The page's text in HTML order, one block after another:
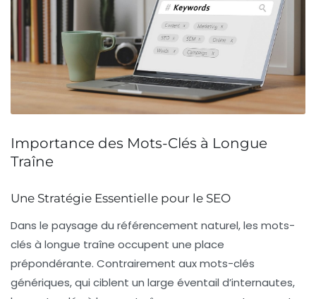
Importance des Mots-Clés à Longue
Traîne
Une Stratégie Essentielle pour le SEO
Dans le paysage du référencement naturel, les mots-
clés à longue traîne occupent une place
prépondérante. Contrairement aux mots-clés
génériques, qui ciblent un large éventail d’internautes,